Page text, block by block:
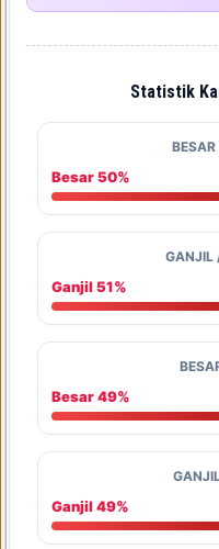
Statistik
Besar 50%
GANJIL
Ganjil 51%
Besar 49%
Ganjil 49%